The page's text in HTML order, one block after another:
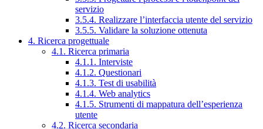
servizio
3.5.4. Realizzare l’interfaccia utente del servizio
3.5.5. Validare la soluzione ottenuta
4. Ricerca progettuale
4.1. Ricerca primaria
4.1.1. Interviste
4.1.2. Questionari
4.1.3. Test di usabilità
4.1.4. Web analytics
4.1.5. Strumenti di mappatura dell’esperienza
utente
4.2. Ricerca secondaria